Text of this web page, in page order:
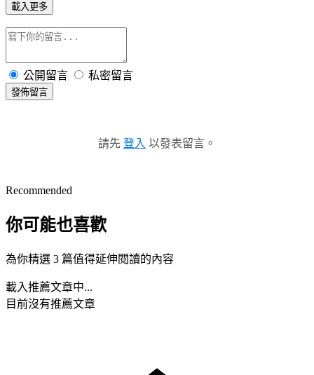
載入更多
公開留言 私密留言
發佈留言
請先 登入 以發表留言。
Recommended
你可能也喜歡
為你精選 3 篇值得延伸閱讀的內容
載入推薦文章中...
目前沒有推薦文章